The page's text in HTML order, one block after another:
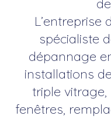
L’entreprise
spécialiste
dépannage
installations
triple
fenêtres,